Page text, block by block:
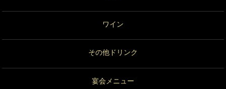
ワイン
その他ドリンク
宴会メニュー